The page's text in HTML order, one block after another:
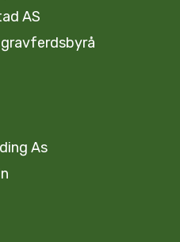
AS
gravferdsbyrå
As